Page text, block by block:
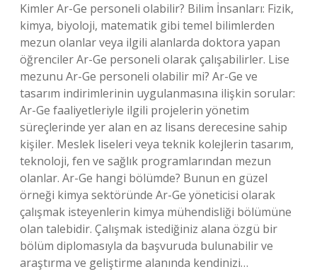
Kimler Ar-Ge personeli olabilir? Bilim İnsanları: Fizik,
kimya, biyoloji, matematik gibi temel bilimlerden
mezun olanlar veya ilgili alanlarda doktora yapan
öğrenciler Ar-Ge personeli olarak çalışabilirler. Lise
mezunu Ar-Ge personeli olabilir mi? Ar-Ge ve
tasarım indirimlerinin uygulanmasına ilişkin sorular:
Ar-Ge faaliyetleriyle ilgili projelerin yönetim
süreçlerinde yer alan en az lisans derecesine sahip
kişiler. Meslek liseleri veya teknik kolejlerin tasarım,
teknoloji, fen ve sağlık programlarından mezun
olanlar. Ar-Ge hangi bölümde? Bunun en güzel
örneği kimya sektöründe Ar-Ge yöneticisi olarak
çalışmak isteyenlerin kimya mühendisliği bölümüne
olan talebidir. Çalışmak istediğiniz alana özgü bir
bölüm diplomasıyla da başvuruda bulunabilir ve
araştırma ve geliştirme alanında kendinizi…